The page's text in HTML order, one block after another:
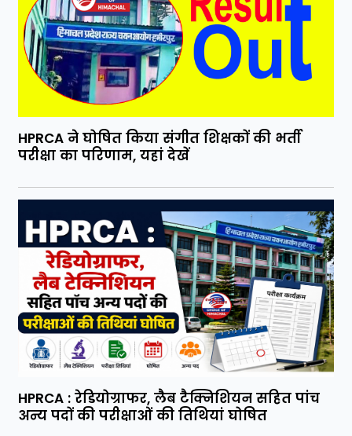
HPRCA ने घोषित किया संगीत शिक्षकों की भर्ती
परीक्षा का परिणाम, यहां देखें
HPRCA : रेडियोग्राफर, लैब टैक्निशियन सहित पांच
अन्य पदों की परीक्षाओं की तिथियां घोषित